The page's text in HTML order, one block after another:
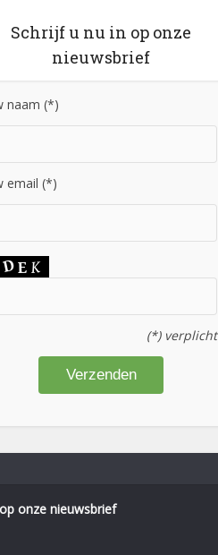
Schrijf u nu in op onze
nieuwsbrief
naam (*)
email (*)
(*) verplicht
onze nieuwsbrief